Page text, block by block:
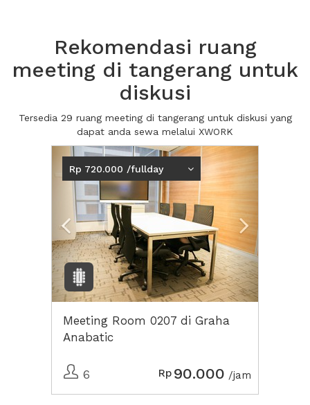
Rekomendasi ruang
meeting di tangerang untuk
diskusi
Tersedia 29 ruang meeting di tangerang untuk diskusi yang
dapat anda sewa melalui XWORK
Previous Next2
Rp 720.000 /fullday
Meeting Room 0207 di Graha
Anabatic
6 Rp 90.000 /jam